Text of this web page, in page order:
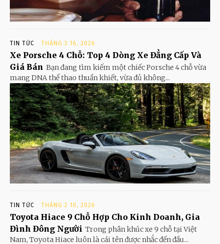
TIN TỨC THÁNG 3 16, 2026
Xe Porsche 4 Chỗ: Top 4 Dòng Xe Đẳng Cấp Và
Giá Bán Bạn đang tìm kiếm một chiếc Porsche 4 chỗ vừa
mang DNA thể thao thuần khiết, vừa đủ không...
TIN TỨC THÁNG 2 10, 2026
Toyota Hiace 9 Chỗ Hợp Cho Kinh Doanh, Gia
Đình Đông Người Trong phân khúc xe 9 chỗ tại Việt
Nam, Toyota Hiace luôn là cái tên được nhắc đến đầu...